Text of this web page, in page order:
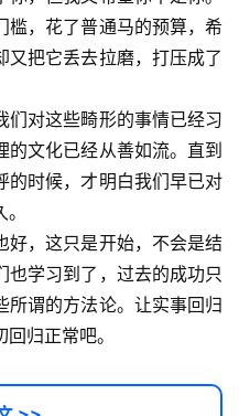
槛，花了普通马的预算，希
又把它丢去拉磨，打压成了
们对这些畸形的事情已经习
文化已经从善如流。直到
的时候，才明白我们早已对
好，这只是开始，不会是结
也学习到了，过去的成功只
所谓的方法论。让实事回归
归正常吧。